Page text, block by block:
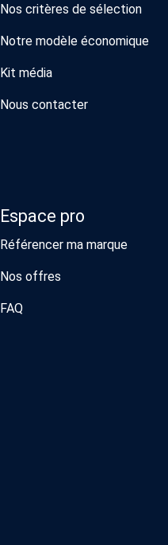
Nos critères de sélection
Notre modèle économique
Kit média
Nous contacter
Espace pro
Référencer ma marque
Nos offres
FAQ